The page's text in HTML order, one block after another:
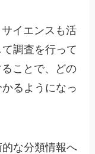
イエンスも活
調査を行って
ことで、どの
るようになっ
な分類情報へ